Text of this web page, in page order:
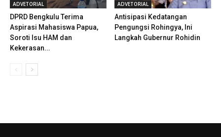
ADVETORIAL
DPRD Bengkulu Terima
Aspirasi Mahasiswa Papua,
Soroti Isu HAM dan
Kekerasan...
ADVETORIAL
Antisipasi Kedatangan
Pengungsi Rohingya, Ini
Langkah Gubernur Rohidin